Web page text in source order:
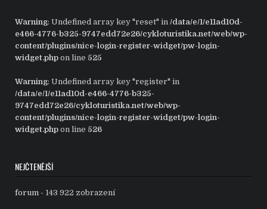
Warning: Undefined array key "reset" in/data/e/1/e11ad10d-
e466-4776-b325-9747edd72e26/cykloturistika.net/web/wp-
content/plugins/nice-login-register-widget/pw-login-
widget.php on line 525
Warning: Undefined array key "register" in
/data/e/1/e11ad10d-e466-4776-b325-
9747edd72e26/cykloturistika.net/web/wp-
content/plugins/nice-login-register-widget/pw-login-
widget.php on line 526
NEJČTENĚJŠÍ
forum - 143 922 zobrazení